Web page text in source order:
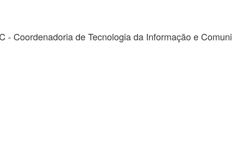
- Coordenadoria de Tecnologia da Informação e